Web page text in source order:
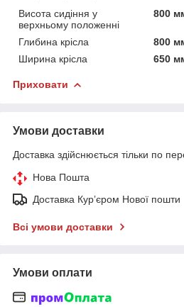
Висота сидіння у
верхньому положенні
800
Глибина крісла
800
Ширина крісла
650
Приховати
Умови доставки
Доставка здійснюється тільки по
Нова Пошта
Доставка Курʼєром Нової пошти
Всі умови доставки
Умови оплати